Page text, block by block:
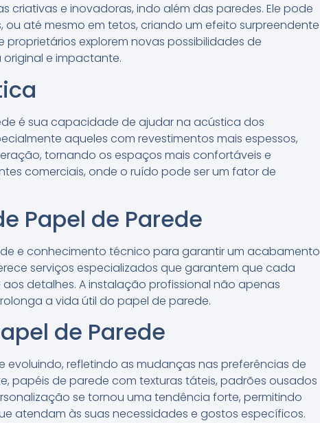
criativas e inovadoras, indo além das paredes. Ele pode
até mesmo em tetos, criando um efeito surpreendente
proprietários explorem novas possibilidades de
e impactante.
é sua capacidade de ajudar na acústica dos
aqueles com revestimentos mais espessos,
tornando os espaços mais confortáveis e
comerciais, onde o ruído pode ser um fator de
Papel de Parede
e conhecimento técnico para garantir um acabamento
oferece serviços especializados que garantem que cada
detalhes. A instalação profissional não apenas
a vida útil do papel de parede.
de Parede
refletindo as mudanças nas preferências de
papéis de parede com texturas táteis, padrões ousados
se tornou uma tendência forte, permitindo
atendam às suas necessidades e gostos específicos.